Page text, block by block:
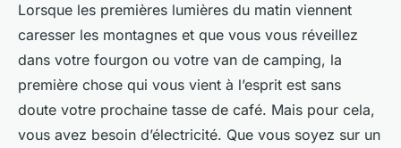
Lorsque les premières lumières du matin viennent
caresser les montagnes et que vous vous réveillez
dans votre fourgon ou votre van de camping, la
première chose qui vous vient à l’esprit est sans
doute votre prochaine tasse de café. Mais pour cela,
vous avez besoin d’électricité. Que vous soyez sur un